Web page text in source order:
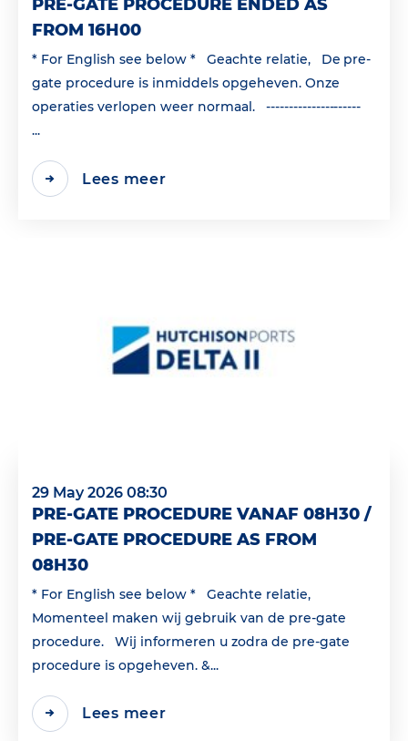
PRE-GATE PROCEDURE ENDED AS
FROM 16H00
* For English see below * Geachte relatie, De pre-
gate procedure is inmiddels opgeheven. Onze
operaties verlopen weer normaal. ---------------------
...
Lees meer
29 May 2026 08:30
PRE-GATE PROCEDURE VANAF 08H30 /
PRE-GATE PROCEDURE AS FROM
08H30
* For English see below * Geachte relatie,
Momenteel maken wij gebruik van de pre-gate
procedure. Wij informeren u zodra de pre-gate
procedure is opgeheven. &...
Lees meer